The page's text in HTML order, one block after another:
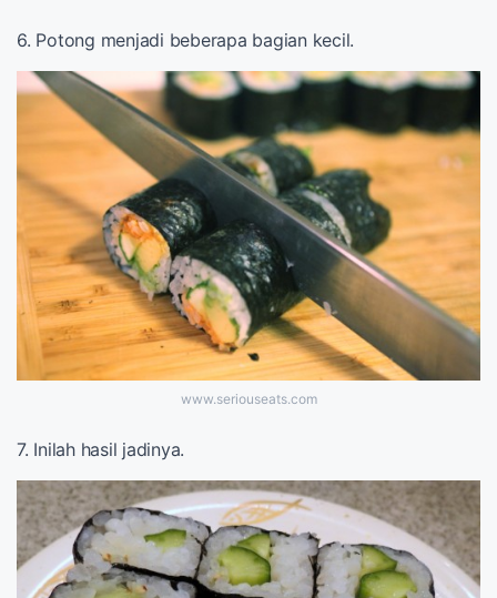
6. Potong menjadi beberapa bagian kecil.
www.seriouseats.com
7. Inilah hasil jadinya.